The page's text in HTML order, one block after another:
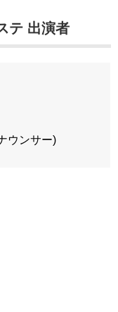
テ 出演者
ウンサー)